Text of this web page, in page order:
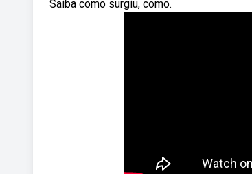
Saiba como surgiu, como.